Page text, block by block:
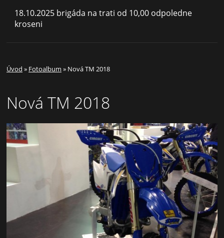
18.10.2025 brigáda na trati od 10,00 odpoledne
kroseni
Úvod » Fotoalbum » Nová TM 2018
Nová TM 2018